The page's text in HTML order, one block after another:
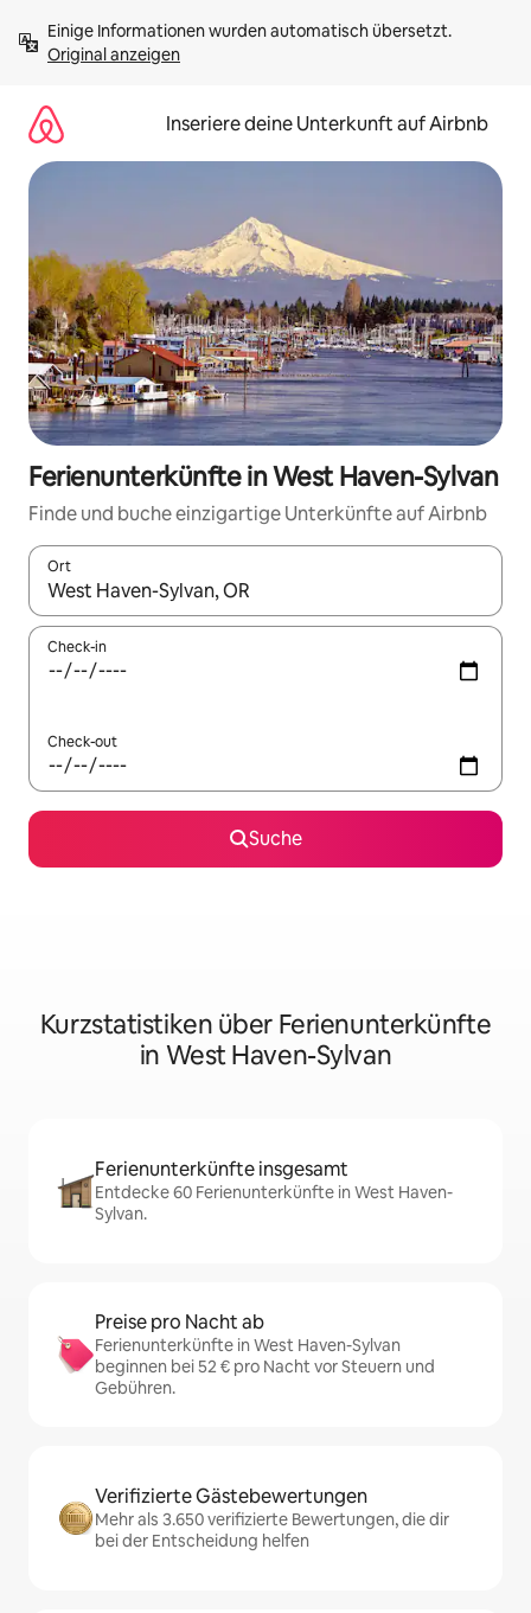
Inhalten
springenOriginal anzeigen
Inseriere deine Unterkunft auf Airbnb
Ferienunterkünfte in West Haven-Sylvan
Finde und buche einzigartige Unterkünfte auf Airbnb
Ort
Wenn Ergebnisse verfügbar sind, navigiere mit den
Check-in
Check-out
Suche
Kurzstatistiken über Ferienunterkünfte
in West Haven-Sylvan
Ferienunterkünfte insgesamt
Entdecke 60 Ferienunterkünfte in West Haven-
Sylvan.
Preise pro Nacht ab
Ferienunterkünfte in West Haven-Sylvan
beginnen bei 52 € pro Nacht vor Steuern und
Gebühren.
Verifizierte Gästebewertungen
Mehr als 3.650 verifizierte Bewertungen, die dir
bei der Entscheidung helfen